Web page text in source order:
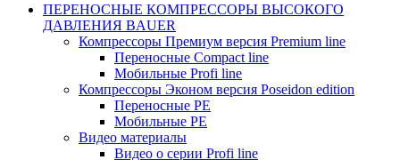
ПЕРЕНОСНЫЕ КОМПРЕССОРЫ ВЫСОКОГО
ДАВЛЕНИЯ BAUER
Компрессоры Премиум версия Premium line
Переносные Compact line
Мобильные Profi line
Компрессоры Эконом версия Poseidon edition
Переносные PE
Мобильные PE
Видео материалы
Видео о серии Profi line